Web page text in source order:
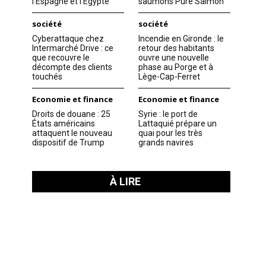
société
Cyberattaque chez
Intermarché Drive : ce
que recouvre le
décompte des clients
touchés
société
Incendie en Gironde : le
retour des habitants
ouvre une nouvelle
phase au Porge et à
Lège-Cap-Ferret
Economie et finance
Droits de douane : 25
États américains
attaquent le nouveau
dispositif de Trump
Economie et finance
Syrie : le port de
Lattaquié prépare un
quai pour les très
grands navires
À LIRE